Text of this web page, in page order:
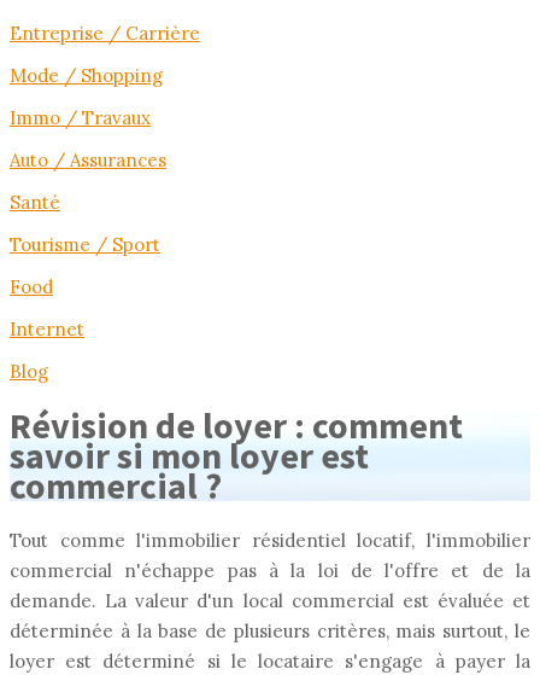
Entreprise / Carrière
Mode / Shopping
Immo / Travaux
Auto / Assurances
Santé
Tourisme / Sport
Food
Internet
Blog
Révision de loyer : comment
savoir si mon loyer est
commercial ?
Tout comme l'immobilier résidentiel locatif, l'immobilier
commercial n'échappe pas à la loi de l'offre et de la
demande. La valeur d'un local commercial est évaluée et
déterminée à la base de plusieurs critères, mais surtout, le
loyer est déterminé si le locataire s'engage à payer la